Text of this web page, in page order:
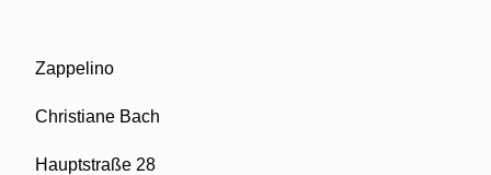
Zappelino
Christiane Bach
Hauptstraße 28